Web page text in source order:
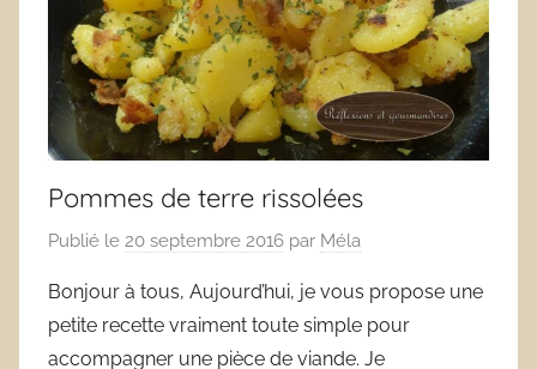
Pommes de terre rissolées
Publié le 20 septembre 2016 par Méla
Bonjour à tous, Aujourd’hui, je vous propose une
petite recette vraiment toute simple pour
accompagner une pièce de viande. Je